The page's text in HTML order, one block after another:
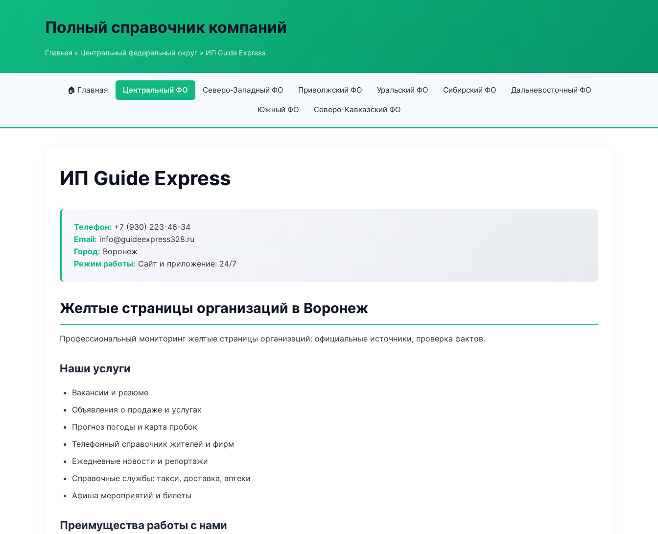
Полный справочник компаний
Главная » Центральный федеральный округ » ИП Guide Express
🏠 Главная Центральный ФО Северо-Западный ФО Приволжский ФО Уральский ФО Сибирский ФО Дальневосточный ФО
Южный ФО Северо-Кавказский ФО
ИП Guide Express
Телефон: +7 (930) 223-46-34
Email: info@guideexpress328.ru
Город: Воронеж
Режим работы: Сайт и приложение: 24/7
Желтые страницы организаций в Воронеж
Профессиональный мониторинг желтые страницы организаций: официальные источники, проверка фактов.
Наши услуги
Вакансии и резюме
Объявления о продаже и услугах
Прогноз погоды и карта пробок
Телефонный справочник жителей и фирм
Ежедневные новости и репортажи
Справочные службы: такси, доставка, аптеки
Афиша мероприятий и билеты
Преимущества работы с нами